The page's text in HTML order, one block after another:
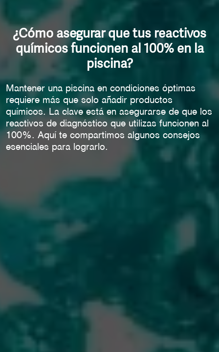
¿Cómo asegurar que tus reactivos
químicos funcionen al 100% en la
piscina?
Mantener una piscina en condiciones óptimas
requiere más que solo añadir productos
químicos. La clave está en asegurarse de que los
reactivos de diagnóstico que utilizas funcionen al
100%. Aquí te compartimos algunos consejos
esenciales para lograrlo.